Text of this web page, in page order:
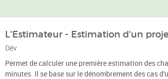
L'Estimateur - Estimation d'un
Dév
Permet de calculer une première estimation des
minutes. Il se base sur le dénombrement des cas